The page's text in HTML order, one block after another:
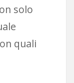
solo
quali